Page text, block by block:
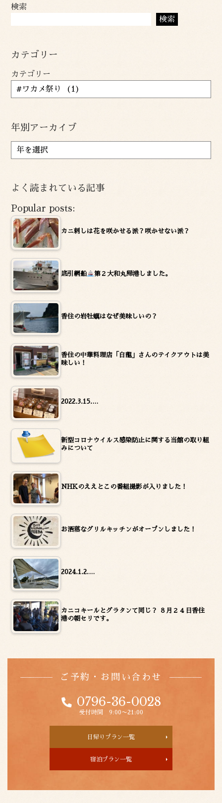
検索
検索
カテゴリー
カテゴリー
年別アーカイブ
ア
ー
イ
ブ
よく読まれている記事
Popular posts:
カニ刺しは花を咲かせる派？咲かせない派？
底引網船 第２大和丸帰港しました。
香住の岩牡蠣はなぜ美味しいの？
香住の中華料理店「白龍」さんのテイクアウトは美
味しい！
2022.3.15.…
新型コロナウイルス感染防止に関する当館の取り組
みについて
NHKのええとこの番組撮影が入りました！
お洒落なグリルキッチンがオープンしました！
2024.1.2.…
カニコキールとグラタンて同じ？ ８月２４日香住
港の朝セリです。
ご予約・お問い合わせ
0796-36-0028
受付時間 9:00〜21:00
日帰りプラン一覧
宿泊プラン一覧